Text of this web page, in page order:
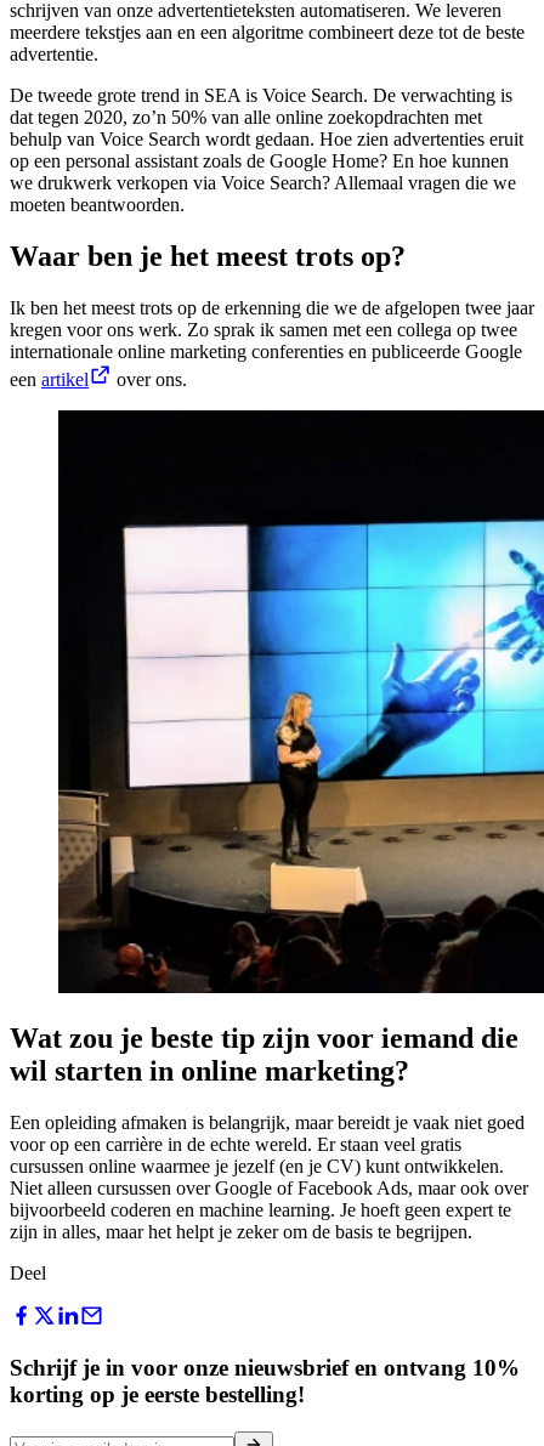
schrijven van onze advertentieteksten automatiseren. We leveren
meerdere tekstjes aan en een algoritme combineert deze tot de beste
advertentie.
De tweede grote trend in SEA is Voice Search. De verwachting is
dat tegen 2020, zo’n 50% van alle online zoekopdrachten met
behulp van Voice Search wordt gedaan. Hoe zien advertenties eruit
op een personal assistant zoals de Google Home? En hoe kunnen
we drukwerk verkopen via Voice Search? Allemaal vragen die we
moeten beantwoorden.
Waar ben je het meest trots op?
Ik ben het meest trots op de erkenning die we de afgelopen twee jaar
kregen voor ons werk. Zo sprak ik samen met een collega op twee
internationale online marketing conferenties en publiceerde Google
een artikel over ons.
Wat zou je beste tip zijn voor iemand die
wil starten in online marketing?
Een opleiding afmaken is belangrijk, maar bereidt je vaak niet goed
voor op een carrière in de echte wereld. Er staan veel gratis
cursussen online waarmee je jezelf (en je CV) kunt ontwikkelen.
Niet alleen cursussen over Google of Facebook Ads, maar ook over
bijvoorbeeld coderen en machine learning. Je hoeft geen expert te
zijn in alles, maar het helpt je zeker om de basis te begrijpen.
Deel
Schrijf je in voor onze nieuwsbrief en ontvang 10%
korting op je eerste bestelling!